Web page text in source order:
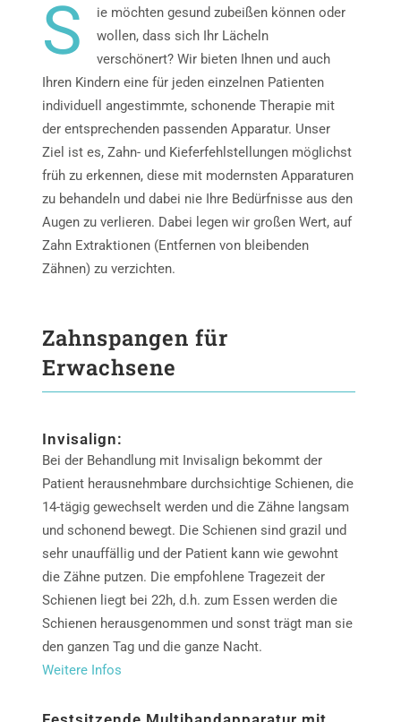
S
ie möchten gesund zubeißen können oder
wollen, dass sich Ihr Lächeln
verschönert? Wir bieten Ihnen und auch
Ihren Kindern eine für jeden einzelnen Patienten
individuell angestimmte, schonende Therapie mit
der entsprechenden passenden Apparatur. Unser
Ziel ist es, Zahn- und Kieferfehlstellungen möglichst
früh zu erkennen, diese mit modernsten Apparaturen
zu behandeln und dabei nie Ihre Bedürfnisse aus den
Augen zu verlieren. Dabei legen wir großen Wert, auf
Zahn Extraktionen (Entfernen von bleibenden
Zähnen) zu verzichten.
Zahnspangen für
Erwachsene
Invisalign:
Bei der Behandlung mit Invisalign bekommt der
Patient herausnehmbare durchsichtige Schienen, die
14-tägig gewechselt werden und die Zähne langsam
und schonend bewegt. Die Schienen sind grazil und
sehr unauffällig und der Patient kann wie gewohnt
die Zähne putzen. Die empfohlene Tragezeit der
Schienen liegt bei 22h, d.h. zum Essen werden die
Schienen herausgenommen und sonst trägt man sie
den ganzen Tag und die ganze Nacht.
Weitere Infos